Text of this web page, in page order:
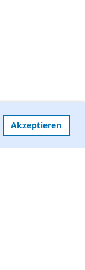
Akzeptieren